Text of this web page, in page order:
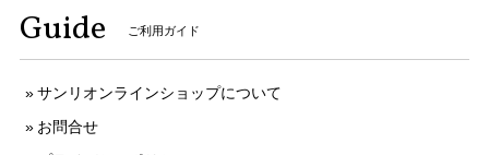
Guide ご利用ガイド
サンリオンラインショップについて
お問合せ